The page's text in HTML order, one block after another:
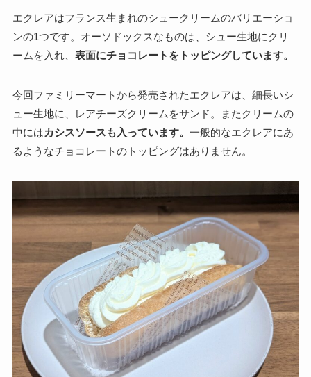
エクレアはフランス生まれのシュークリームのバリエーショ
ンの1つです。オーソドックスなものは、シュー生地にクリ
ームを入れ、 表面にチョコレートをトッピングしています。
今回ファミリーマートから発売されたエクレアは、細長いシ
ュー生地に、レアチーズクリームをサンド。またクリームの
中にはカシスソースも入っています。 一般的なエクレアにあ
るようなチョコレートのトッピングはありません。